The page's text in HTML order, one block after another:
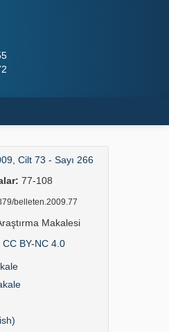
Cilt 73 - Sayı 266
77-108
belleten.2009.77
Makalesi
CC BY-NC 4.0